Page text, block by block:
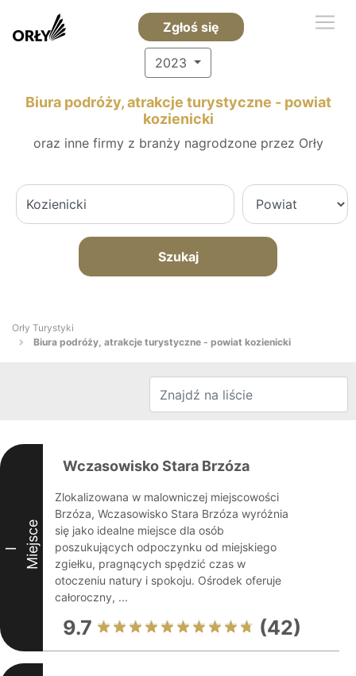
Zgłoś się
2023
Biura podróży, atrakcje turystyczne - powiat
kozienicki
oraz inne firmy z branży nagrodzone przez Orły
Szukaj
Orły Turystyki
Biura podróży, atrakcje turystyczne - powiat kozienicki
I Miejsce
Wczasowisko Stara Brzóza
Zlokalizowana w malowniczej miejscowości
Brzóza, Wczasowisko Stara Brzóza wyróżnia
się jako idealne miejsce dla osób
poszukujących odpoczynku od miejskiego
zgiełku, pragnących spędzić czas w
otoczeniu natury i spokoju. Ośrodek oferuje
całoroczny, ...
9.7 (42)